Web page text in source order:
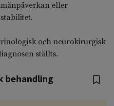
eller
och neurokirurgisk
ställts.
behandling